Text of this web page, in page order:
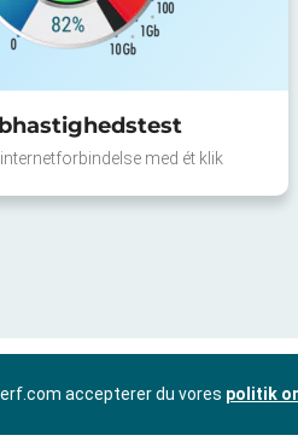
med ét klik
accepterer du vores politik